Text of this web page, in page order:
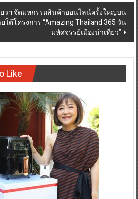
ที่ยวฯ จัดมหกรรมสินค้าออนไลน์ครั้งใหญ่บน
ายใต้โครงการ “Amazing Thailand 365 วัน
มหัศจรรย์เมืองน่าเที่ยว”
Like